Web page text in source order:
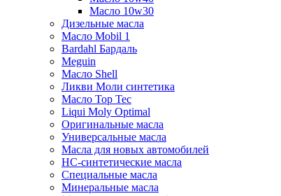
Масло 10w30
Дизельные масла
Масло Mobil 1
Bardahl Бардаль
Meguin
Масло Shell
Ликви Моли синтетика
Масло Top Tec
Liqui Moly Optimal
Оригинальные масла
Универсальные масла
Масла для новых автомобилей
HC-синтетические масла
Специальные масла
Минеральные масла